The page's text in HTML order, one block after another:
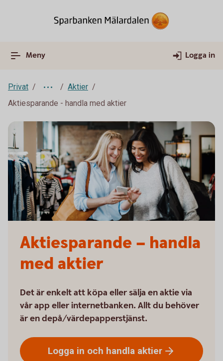
Meny Logga in
Privat
Aktier
Aktiesparande - handla med aktier
Aktiesparande – handla
med aktier
Det är enkelt att köpa eller sälja en aktie via
vår app eller internetbanken. Allt du behöver
är en depå/värdepapperstjänst.
Logga in och handla aktier